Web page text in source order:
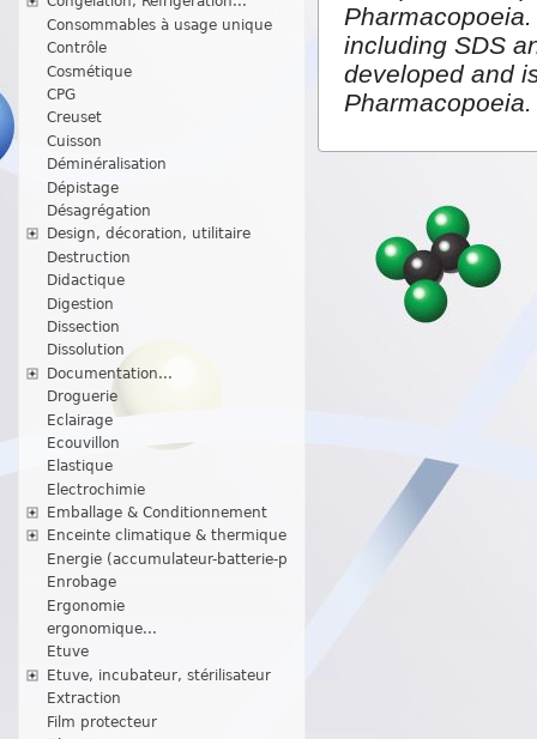
Consommables à usage unique
Contrôle
Cosmétique
CPG
Creuset
Cuisson
Déminéralisation
Dépistage
Désagrégation
Design, décoration, utilitaire
Destruction
Didactique
Digestion
Dissection
Dissolution
Documentation...
Droguerie
Eclairage
Ecouvillon
Elastique
Electrochimie
Emballage & Conditionnement
Enceinte climatique & thermique
Energie (accumulateur-batterie-p
Enrobage
Ergonomie
ergonomique...
Etuve
Etuve, incubateur, stérilisateur
Extraction
Film protecteur
including SDS
developed and
Pharmacopoeia.